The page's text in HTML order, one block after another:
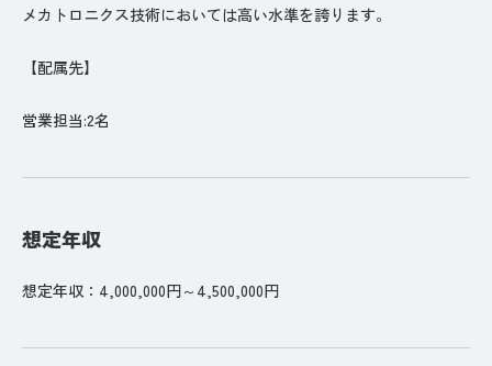
メカトロニクス技術においては高い水準を誇ります。
【配属先】
営業担当:2名
想定年収
想定年収：4,000,000円～4,500,000円